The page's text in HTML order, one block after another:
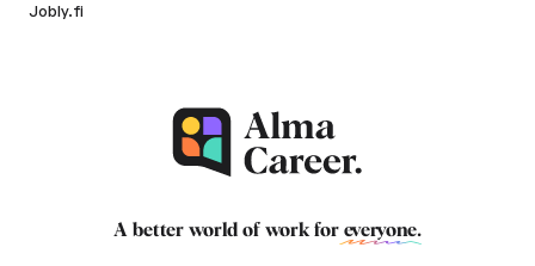
Jobly.fi
A better world of work for everyone.